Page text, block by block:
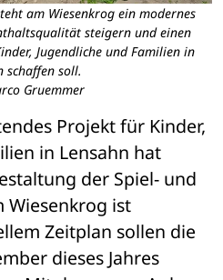
am Wiesenkrog ein modernes
steigern und einen
Jugendliche und Familien in
schaffen soll.
Gruemmer
Projekt für Kinder,
in Lensahn hat
der Spiel- und
Wiesenkrog ist
Zeitplan sollen die
dieses Jahres